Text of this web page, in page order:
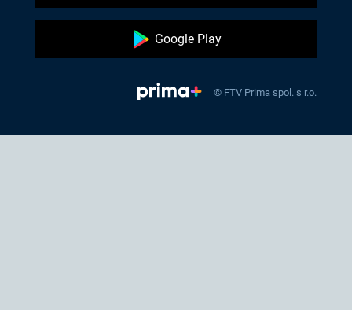
Google Play
© FTV Prima spol. s r.o.